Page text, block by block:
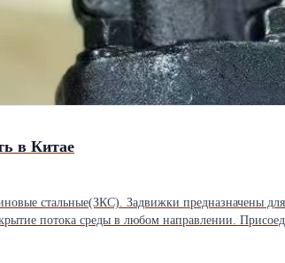
в Китае
потока среды в любом направлении.
6 Крышка A105 7 Шпилька Ст.35 8